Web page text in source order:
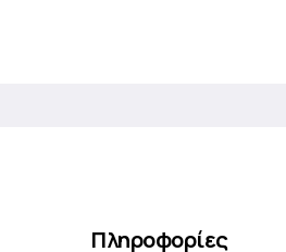
Πληροφορίες